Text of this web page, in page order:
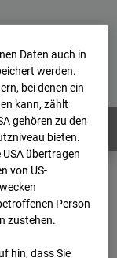
Archiv
Daten auch in
werden.
bei denen ein
kann, zählt
gehören zu den
bieten.
übertragen
von US-
Person
zustehen.
hin, dass Sie